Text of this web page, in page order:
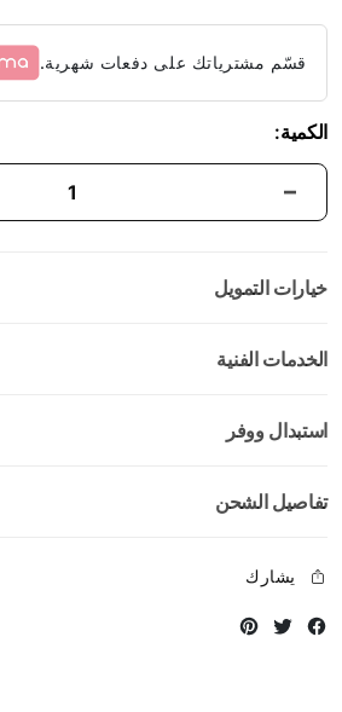
قسّم مشترياتك على دفعات شهرية.
الكمية:
خيارات التمويل
الخدمات الفنية
استبدال ووفر
تفاصيل الشحن
يشارك
Facebook
Twitter